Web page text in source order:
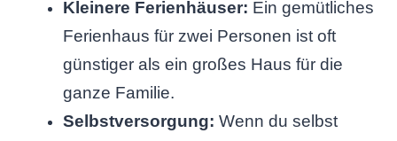
Kleinere Ferienhäuser: Ein gemütliches
Ferienhaus für zwei Personen ist oft
günstiger als ein großes Haus für die
ganze Familie.
Selbstversorgung: Wenn du selbst